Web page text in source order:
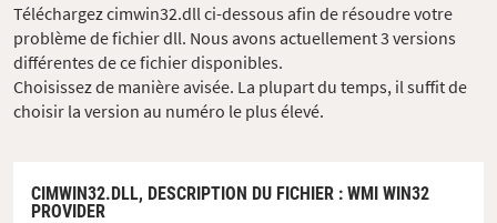
Téléchargez cimwin32.dll ci-dessous afin de résoudre votre
problème de fichier dll. Nous avons actuellement 3 versions
différentes de ce fichier disponibles.
Choisissez de manière avisée. La plupart du temps, il suffit de
choisir la version au numéro le plus élevé.
CIMWIN32.DLL, DESCRIPTION DU FICHIER : WMI WIN32
PROVIDER